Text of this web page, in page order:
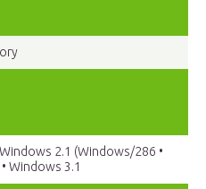
2.1 (Windows/286 •
Windows 3.1